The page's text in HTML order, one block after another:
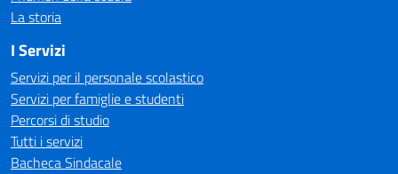
La storia
I Servizi
Servizi per il personale scolastico
Servizi per famiglie e studenti
Percorsi di studio
Tutti i servizi
Bacheca Sindacale